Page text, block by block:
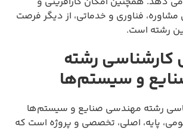
فناوری و خدماتی، از دیگر فرصت
رشته است.
رشته
و سیستم‌ها
رشته مهندسی صنایع و سیستم‌ها
پایه، اصلی، تخصصی و پروژه است که